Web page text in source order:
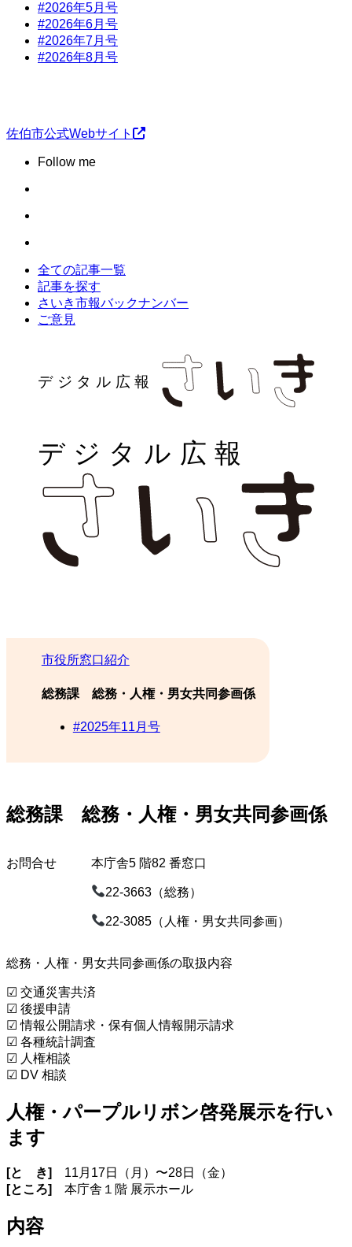
#2026年5月号
#2026年6月号
#2026年7月号
#2026年8月号
佐伯市公式Webサイト
Follow me
全ての記事一覧
記事を探す
さいき市報バックナンバー
ご意見
市役所窓口紹介
総務課 総務・人権・男女共同参画係
#2025年11月号
総務課 総務・人権・男女共同参画係
お問合せ 本庁舎5 階82 番窓口
22-3663（総務）
22-3085（人権・男女共同参画）
総務・人権・男女共同参画係の取扱内容
☑ 交通災害共済
☑ 後援申請
☑ 情報公開請求・保有個人情報開示請求
☑ 各種統計調査
☑ 人権相談
☑ DV 相談
人権・パープルリボン啓発展示を行い
ます
[と き] 11月17日（月）〜28日（金）
[ところ] 本庁舎１階 展示ホール
内容